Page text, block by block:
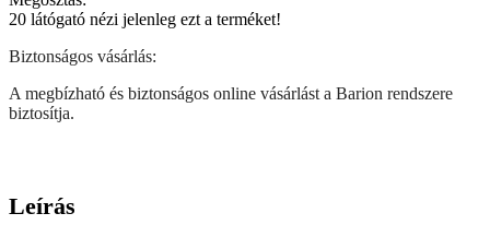
20 látógató nézi jelenleg ezt a terméket!
Biztonságos vásárlás:
A megbízható és biztonságos online vásárlást a Barion rendszere
biztosítja.
Leírás